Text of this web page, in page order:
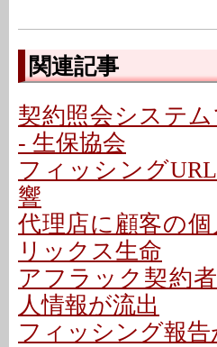
関連記事
契約照会システ
- 生保協会
フィッシング
響
代理店に顧客の
リックス生命
アフラック契約
人情報が流出
フィッシング報